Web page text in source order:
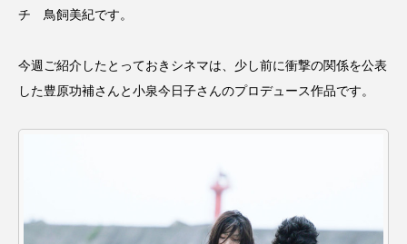
日（木）今回はビル・エヴァン
日（火）配信 庭づくりは曲線
チ 鳥飼美紀です。
今週ご紹介したとっておきシネマは、少し前に衝撃の関係を公表
した豊原功補さんと小泉今日子さんのプロデュース作品です。